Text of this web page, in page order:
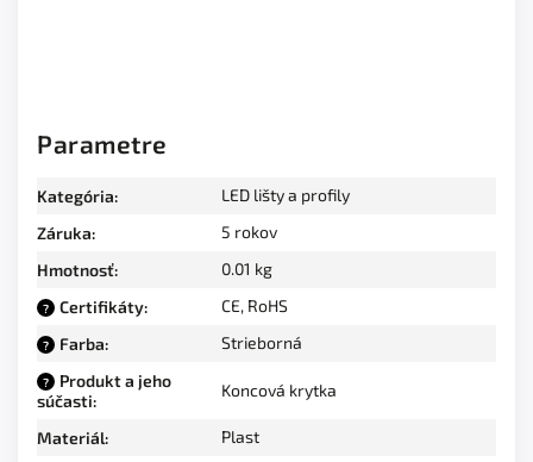
Parametre
Kategória:
LED lišty a profily
Záruka:
5 rokov
Hmotnosť: 0.01 kg
? Certifikáty: CE, RoHS
? Farba: Strieborná
?
Produkt a jeho
súčasti:
Koncová krytka
Materiál: Plast